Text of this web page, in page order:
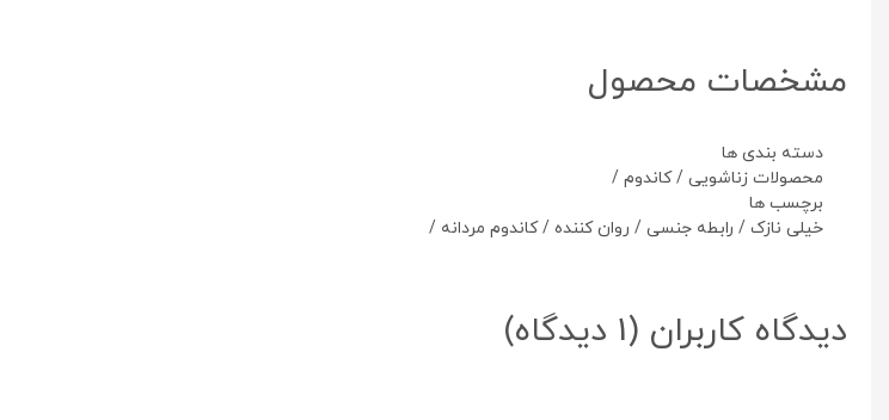
مشخصات محصول
دسته بندی ها
محصولات زناشویی / کاندوم /
برچسب ها
خیلی نازک / رابطه جنسی / روان کننده / کاندوم مردانه /
دیدگاه کاربران (1 دیدگاه)